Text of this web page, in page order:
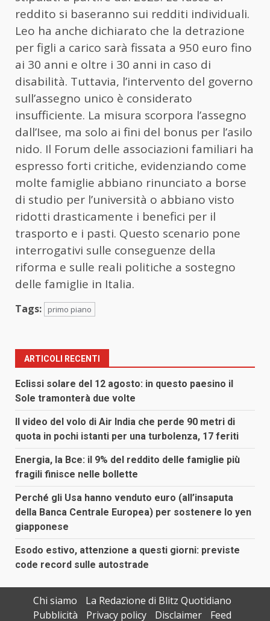
reddito si baseranno sui redditi individuali.
Leo ha anche dichiarato che la detrazione
per figli a carico sarà fissata a 950 euro fino
ai 30 anni e oltre i 30 anni in caso di
disabilità. Tuttavia, l’intervento del governo
sull’assegno unico è considerato
insufficiente. La misura scorpora l’assegno
dall’Isee, ma solo ai fini del bonus per l’asilo
nido. Il Forum delle associazioni familiari ha
espresso forti critiche, evidenziando come
molte famiglie abbiano rinunciato a borse
di studio per l’università o abbiano visto
ridotti drasticamente i benefici per il
trasporto e i pasti. Questo scenario pone
interrogativi sulle conseguenze della
riforma e sulle reali politiche a sostegno
delle famiglie in Italia.
Tags: primo piano
ARTICOLI RECENTI
Eclissi solare del 12 agosto: in questo paesino il
Sole tramonterà due volte
Il video del volo di Air India che perde 90 metri di
quota in pochi istanti per una turbolenza, 17 feriti
Energia, la Bce: il 9% del reddito delle famiglie più
fragili finisce nelle bollette
Perché gli Usa hanno venduto euro (all’insaputa
della Banca Centrale Europea) per sostenere lo yen
giapponese
Esodo estivo, attenzione a questi giorni: previste
code record sulle autostrade
Chi siamo
La Redazione di Blitz Quotidiano
Pubblicità
Privacy policy Disclaimer Feed